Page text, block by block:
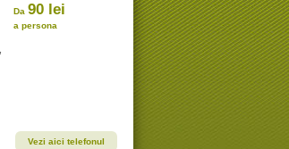
Da 90 lei
a persona
Vezi aici telefonul